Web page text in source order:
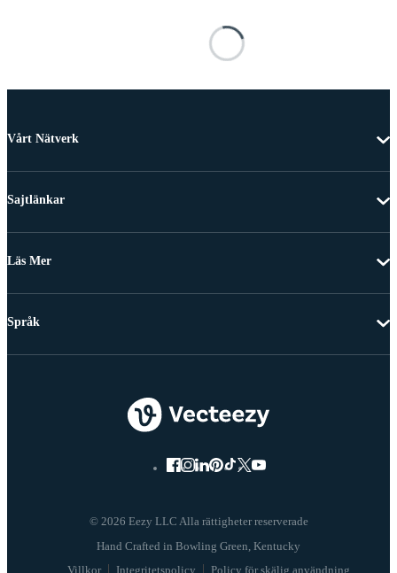
Vårt Nätverk
Sajtlänkar
Läs Mer
© 2026 Eezy LLC Alla rättigheter reserverade
Villkor Integritetspolicy Policy för skälig användning
Språk